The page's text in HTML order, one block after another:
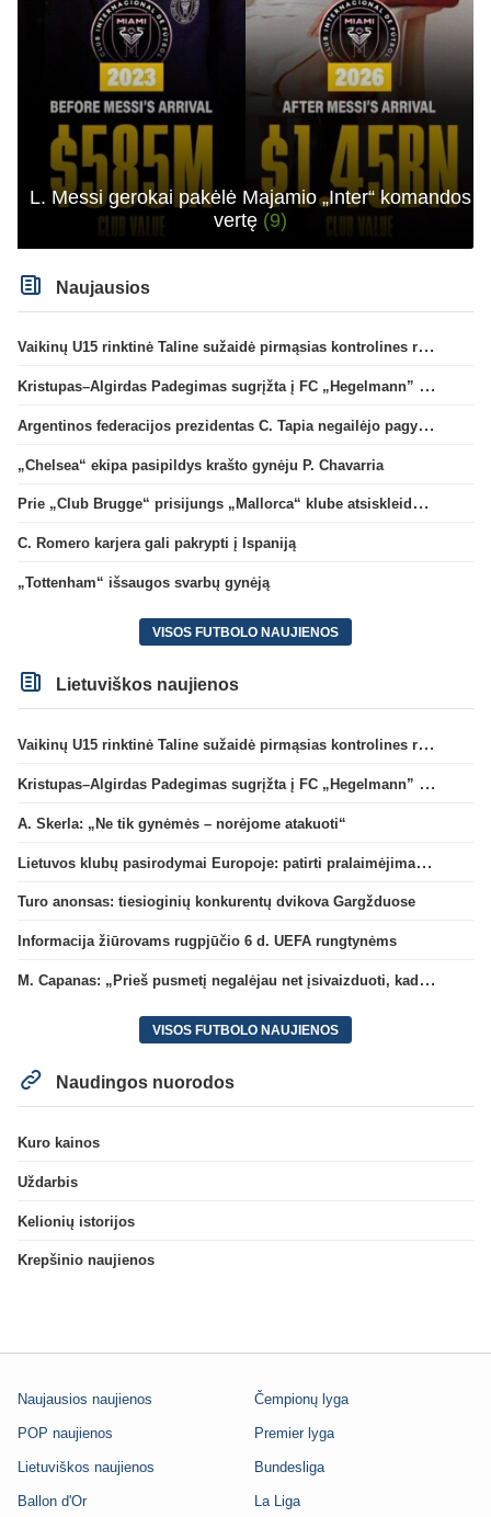
L. Messi gerokai pakėlė Majamio „Inter“ komandos
vertę (9)
Naujausios
Vaikinų U15 rinktinė Taline sužaidė pirmąsias kontrolines rungtynes
Kristupas–Algirdas Padegimas sugrįžta į FC „Hegelmann” B sudėtį
Argentinos federacijos prezidentas C. Tapia negailėjo pagyrų G. Infantino
„Chelsea“ ekipa pasipildys krašto gynėju P. Chavarria
Prie „Club Brugge“ prisijungs „Mallorca“ klube atsiskleidęs J. Virgili
C. Romero karjera gali pakrypti į Ispaniją
„Tottenham“ išsaugos svarbų gynėją
VISOS FUTBOLO NAUJIENOS
Lietuviškos naujienos
Vaikinų U15 rinktinė Taline sužaidė pirmąsias kontrolines rungtynes
Kristupas–Algirdas Padegimas sugrįžta į FC „Hegelmann” B sudėtį
A. Skerla: „Ne tik gynėmės – norėjome atakuoti“
Lietuvos klubų pasirodymai Europoje: patirti pralaimėjimai Kroatijos atstovams
Turo anonsas: tiesioginių konkurentų dvikova Gargžduose
Informacija žiūrovams rugpjūčio 6 d. UEFA rungtynėms
M. Capanas: „Prieš pusmetį negalėjau net įsivaizduoti, kad žaisime prieš „Hajduk“
VISOS FUTBOLO NAUJIENOS
Naudingos nuorodos
Kuro kainos
Uždarbis
Kelionių istorijos
Krepšinio naujienos
Naujausios naujienos
POP naujienos
Lietuviškos naujienos
Ballon d'Or
Čempionų lyga
Premier lyga
Bundesliga
La Liga